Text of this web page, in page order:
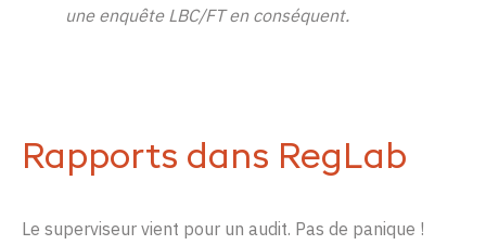
uneenquête LBC/FTen conséquent.
Rapports dans RegLab
Le superviseur vient pour un audit. Pas de panique !